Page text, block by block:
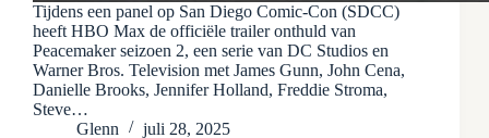
Tijdens een panel op San Diego Comic-Con (SDCC)
heeft HBO Max de officiële trailer onthuld van
Peacemaker seizoen 2, een serie van DC Studios en
Warner Bros. Television met James Gunn, John Cena,
Danielle Brooks, Jennifer Holland, Freddie Stroma,
Steve…
Glenn
juli 28, 2025